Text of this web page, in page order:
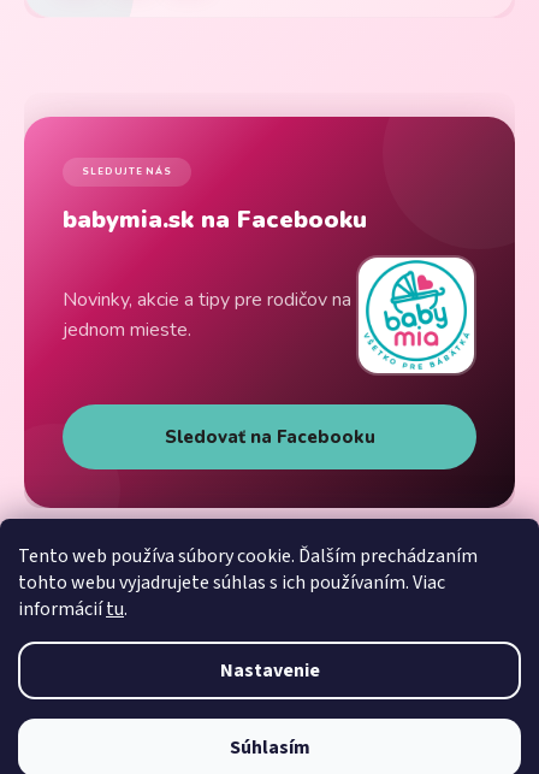
Tento web používa súbory cookie. Ďalším prechádzaním
tohto webu vyjadrujete súhlas s ich používaním. Viac
informáciítu.
Nastavenie
Súhlasím
SLEDUJTE NÁS
babymia.sk na Facebooku
Novinky, akcie a tipy pre rodičov na
jednom mieste.
Sledovať na Facebooku
Vytvoril Shoptet